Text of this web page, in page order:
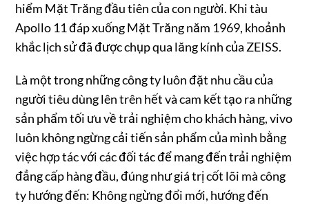
hiểm Mặt Trăng đầu tiên của con người. Khi tàu
Apollo 11 đáp xuống Mặt Trăng năm 1969, khoảnh
khắc lịch sử đã được chụp qua lăng kính của ZEISS.
Là một trong những công ty luôn đặt nhu cầu của
người tiêu dùng lên trên hết và cam kết tạo ra những
sản phẩm tối ưu về trải nghiệm cho khách hàng, vivo
luôn không ngừng cải tiến sản phẩm của mình bằng
việc hợp tác với các đối tác để mang đến trải nghiệm
đẳng cấp hàng đầu, đúng như giá trị cốt lõi mà công
ty hướng đến: Không ngừng đổi mới, hướng đến